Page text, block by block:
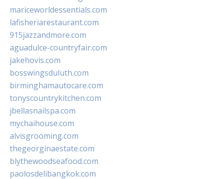
mariceworldessentials.com
lafisheriarestaurant.com
915jazzandmore.com
aguadulce-countryfair.com
jakehovis.com
bosswingsduluth.com
birminghamautocare.com
tonyscountrykitchen.com
jbellasnailspa.com
mychaihouse.com
alvisgrooming.com
thegeorginaestate.com
blythewoodseafood.com
paolosdelibangkok.com